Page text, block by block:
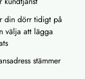
din dörr tidigt på
välja att lägga
stämmer